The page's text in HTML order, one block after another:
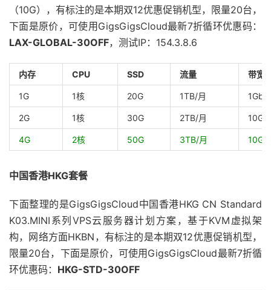
（10G），有标注的是本期双12优惠促销机型，限量20台，
下面是原价，可使用GigsGigsCloud最新7折循环优惠码：
LAX-GLOBAL-30OFF，测试IP：154.3.8.6
内存 CPU SSD 流量 带宽
1G 1核 20G 1TB/月
2G 1核 30G 2TB/月
4G 2核 50G 3TB/月
中国香港HKG套餐
下面整理的是GigsGigsCloud中国香港HKG CN Standard
K03.MINI系列VPS云服务器计划方案，基于KVM虚拟架
构，网络方面HKBN，有标注的是本期双12优惠促销机型，
限量20台，下面是原价，可使用GigsGigsCloud最新7折循
环优惠码： HKG-STD-30OFF